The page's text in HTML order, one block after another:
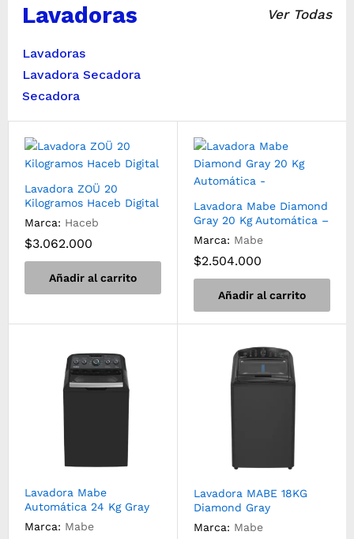
Lavadoras
Lavadoras
Lavadora Secadora
Secadora
Ver Todas
Lavadora ZOÜ 20
Kilogramos Haceb Digital
Marca: Haceb
$3.062.000
Añadir al carrito
Lavadora Mabe Diamond
Gray 20 Kg Automática –
Marca: Mabe
$2.504.000
Añadir al carrito
Lavadora Mabe
Automática 24 Kg Gray
Marca: Mabe
Lavadora MABE 18KG
Diamond Gray
Marca: Mabe